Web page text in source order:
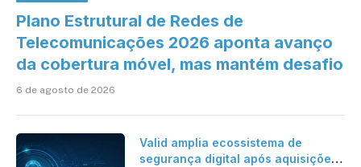
Plano Estrutural de Redes de
Telecomunicações 2026 aponta avanço
da cobertura móvel, mas mantém desafio
6 de agosto de 2026
Valid amplia ecossistema de
segurança digital após aquisições